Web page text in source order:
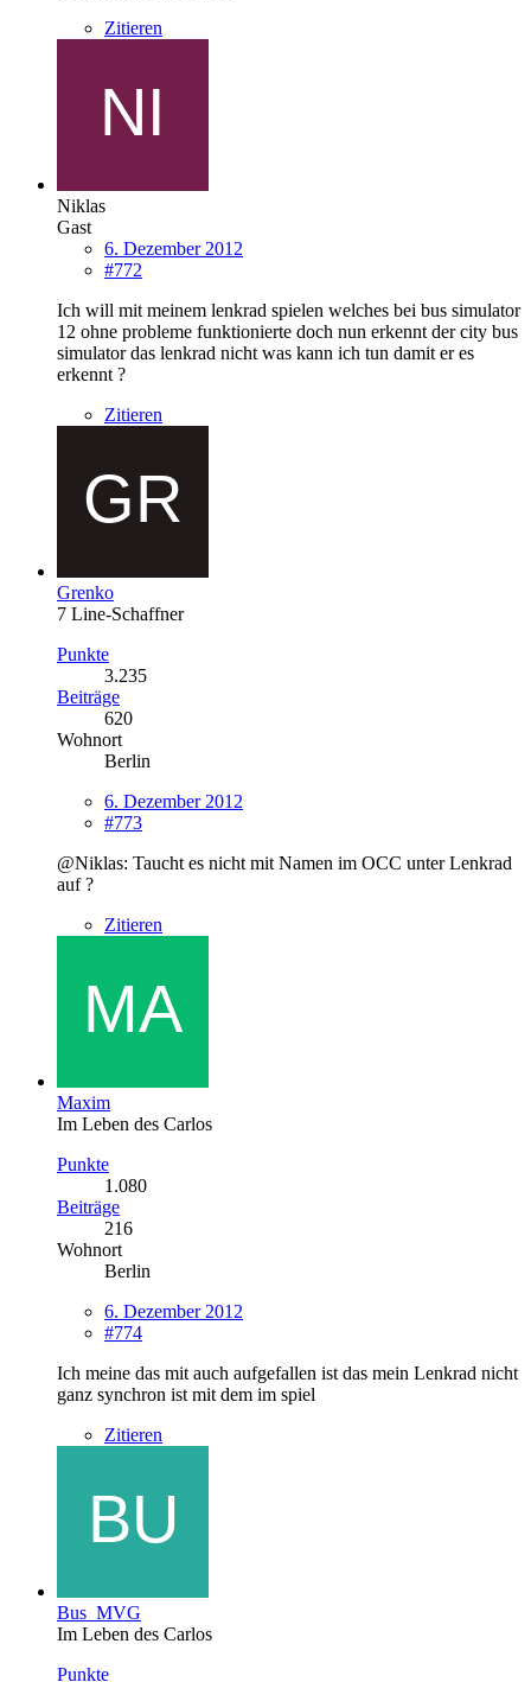
Zitieren
Niklas
Gast
6. Dezember 2012
#772
Ich will mit meinem lenkrad spielen welches bei bus simulator
12 ohne probleme funktionierte doch nun erkennt der city bus
simulator das lenkrad nicht was kann ich tun damit er es
erkennt ?
Zitieren
Grenko
7 Line-Schaffner
Punkte
3.235
Beiträge
620
Wohnort
Berlin
6. Dezember 2012
#773
@Niklas: Taucht es nicht mit Namen im OCC unter Lenkrad
auf ?
Zitieren
Maxim
Im Leben des Carlos
Punkte
1.080
Beiträge
216
Wohnort
Berlin
6. Dezember 2012
#774
Ich meine das mit auch aufgefallen ist das mein Lenkrad nicht
ganz synchron ist mit dem im spiel
Zitieren
Bus_MVG
Im Leben des Carlos
Punkte